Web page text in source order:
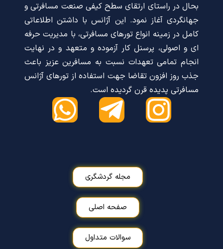
بحال در راستای ارتقای سطح کیفی صنعت مسافرتی و
جهانگردی آغاز نمود. این آژانس با داشتن اطلاعاتی
کامل در زمینه انواع تورهای مسافرتی، با مدیریت حرفه
ای و اصولی، پرسنل کار آزموده و متعهد و در نهایت
انجام تمامی تعهدات نسبت به مسافرین عزیز باعث
جذب روز افزون تقاضا جهت استفاده از تورهای آژانس
مسافرتی پدیده قرن گردیده است.
مجله گردشگری
صفحه اصلی
سوالات متداول